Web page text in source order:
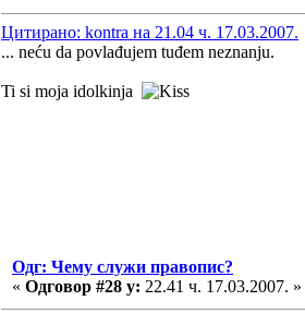
Цитирано: kontra на 21.04 ч. 17.03.2007.
... neću da povlađujem tuđem neznanju.
Ti si moja idolkinja
Одг: Чему служи правопис?
« Одговор #28 у: 22.41 ч. 17.03.2007. »